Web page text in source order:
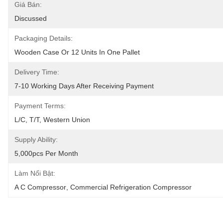
Giá Bán:
Discussed
Packaging Details:
Wooden Case Or 12 Units In One Pallet
Delivery Time:
7-10 Working Days After Receiving Payment
Payment Terms:
L/C, T/T, Western Union
Supply Ability:
5,000pcs Per Month
Làm Nổi Bật:
A C Compressor Commercial Refrigeration Compressor